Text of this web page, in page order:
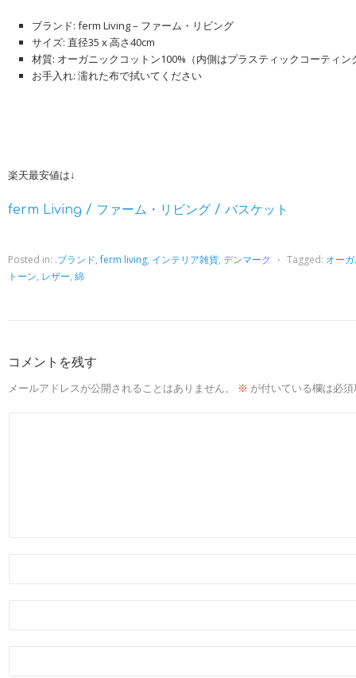
ブランド: ferm Living – ファーム・リビング
サイズ: 直径35 x 高さ40cm
材質: オーガニックコットン100%（内側はプラスティックコーティ
お手入れ: 濡れた布で拭いてください
楽天最安値は↓
ferm Living / ファーム・リビング / バスケット
Posted in: .ブランド,ferm living, インテリア雑貨, デンマーク ⋅ Tagged: オー
トーン, レザー, 綿
コメントを残す
メールアドレスが公開されることはありません。
※ が付いている欄は必